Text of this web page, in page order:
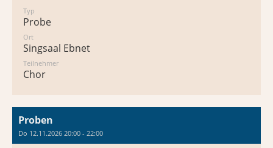
Typ
Probe
Ort
Singsaal Ebnet
Teilnehmer
Chor
Proben
Do 12.11.2026 20:00 - 22:00